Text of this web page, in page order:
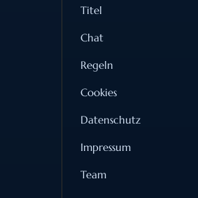
Titel
Chat
Regeln
Cookies
Datenschutz
Impressum
Team